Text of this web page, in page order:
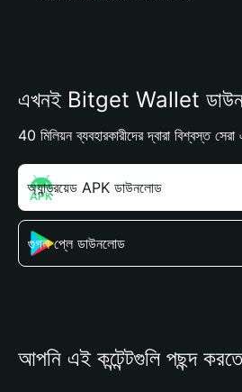
এখনই Bitget Wallet
40 মিলিয়ন ব্যবহারকারীদের দ্বারা বিশ্বস্ত
অ্যান্ড্রয়েড APK ডাউনলোড
গুগল প্লে ডাউনলোড
আপনি এই কন্টেন্টগুলি পছন্দ